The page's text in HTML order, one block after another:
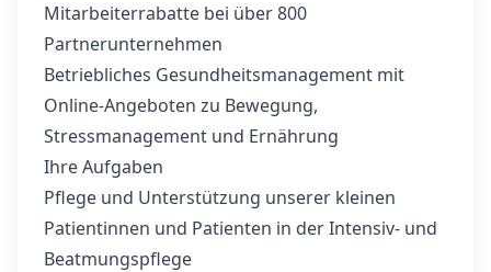
Mitarbeiterrabatte bei über 800
Partnerunternehmen
Betriebliches Gesundheitsmanagement mit
Online-Angeboten zu Bewegung,
Stressmanagement und Ernährung
Ihre Aufgaben
Pflege und Unterstützung unserer kleinen
Patientinnen und Patienten in der Intensiv- und
Beatmungspflege